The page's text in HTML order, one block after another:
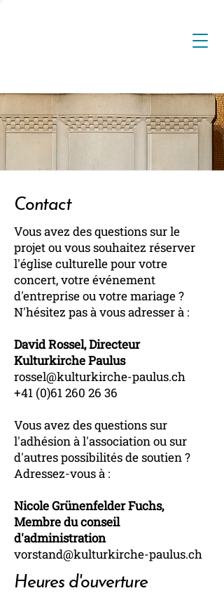
Contact
Vous avez des questions sur le
projet ou vous souhaitez réserver
l'église culturelle pour votre
concert, votre événement
d'entreprise ou votre mariage ?
N'hésitez pas à vous adresser à :
David Rossel, Directeur
Kulturkirche Paulus
rossel@kulturkirche-paulus.ch
+41 (0)61 260 26 36
Vous avez des questions sur
l'adhésion à l'association ou sur
d'autres possibilités de soutien ?
Adressez-vous à :
Nicole Grünenfelder Fuchs,
Membre du conseil
d'administration
vorstand@kulturkirche-paulus.ch
Heures d'ouverture